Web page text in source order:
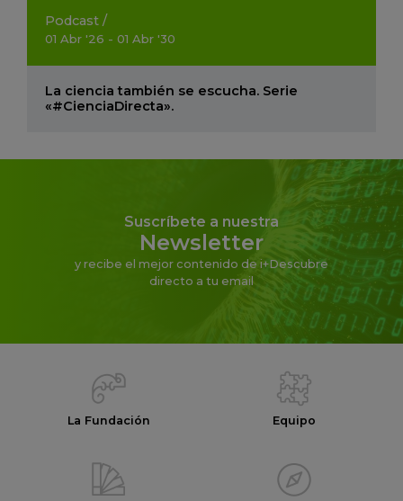
Podcast /
01 Abr '26 - 01 Abr '30
La ciencia también se escucha. Serie
«#CienciaDirecta».
Suscríbete a nuestra
Newsletter
y recibe el mejor contenido de i+Descubre
directo a tu email
La Fundación Equipo